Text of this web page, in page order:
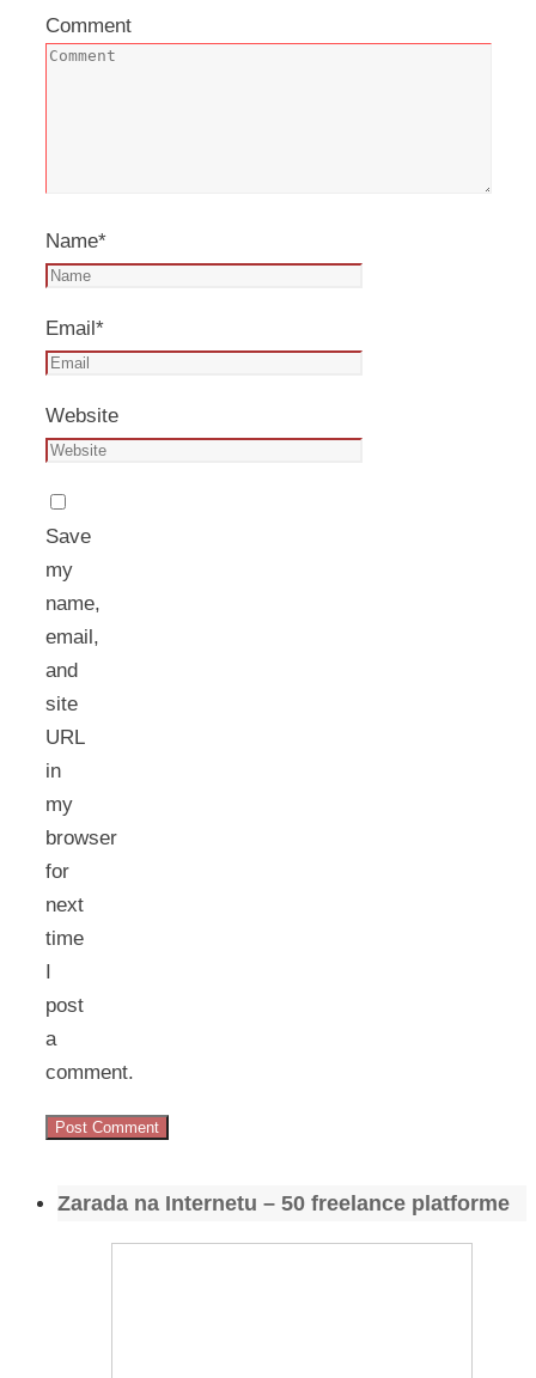
Comment
Name*
Email*
Website
Save
my
name,
email,
and
site
URL
in
my
browser
for
next
time
I
post
a
comment.
Zarada na Internetu – 50 freelance platforme